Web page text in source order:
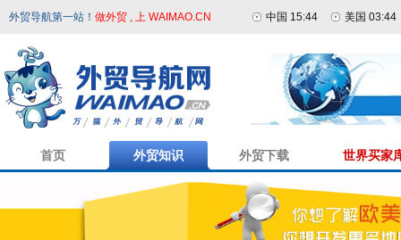
外贸导航第一站！ 做外贸 , 上 WAIMAO.CN 中国 15:44 美国 03:44
首页 外贸知识 外贸下载 世界买家